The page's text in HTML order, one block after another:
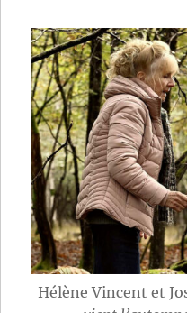
Hélène Vincent et